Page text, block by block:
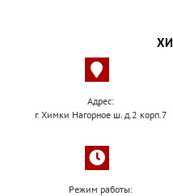
Адрес:
г. Химки Нагорное ш. д.2 корп.7
Режим работы: